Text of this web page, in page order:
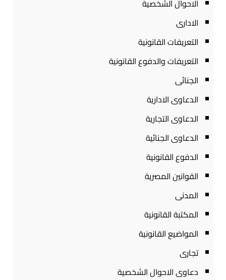
الاحوال الشخصية
الادارى
التعريفات القانونية
التعريفات والدفوع القانونية
الجنائى
الدعاوى الادارية
الدعاوى التجارية
الدعاوى الجنائية
الدفوع القانونية
القوانين المصرية
المدنى
المكتبة القانونية
المواضيع القانونية
تجارى
دعاوى الاحوال الشخصية